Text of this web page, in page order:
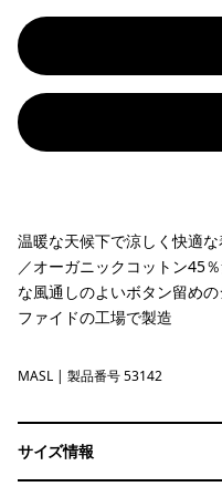
温暖な天候下で涼しく快適
／オーガニックコットン45
な風通しのよいボタン留め
ファイドの工場で製造
Melt Away: Still Blue
MASL | 製品番号 53142
サイズ情報